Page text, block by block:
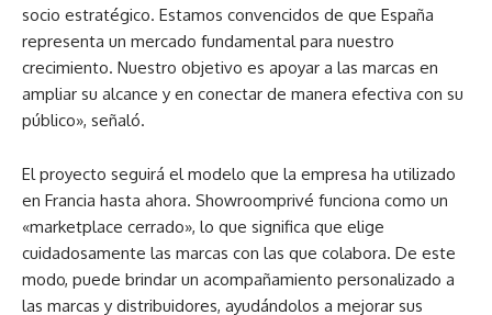
socio estratégico. Estamos convencidos de que España
representa un mercado fundamental para nuestro
crecimiento. Nuestro objetivo es apoyar a las marcas en
ampliar su alcance y en conectar de manera efectiva con su
público», señaló.
El proyecto seguirá el modelo que la empresa ha utilizado
en Francia hasta ahora. Showroomprivé funciona como un
«marketplace cerrado», lo que significa que elige
cuidadosamente las marcas con las que colabora. De este
modo, puede brindar un acompañamiento personalizado a
las marcas y distribuidores, ayudándolos a mejorar sus